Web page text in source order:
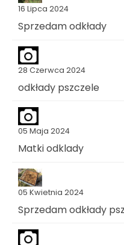
16 Lipca 2024
Sprzedam odkłady
28 Czerwca 2024
odkłady pszczele
05 Maja 2024
Matki odklady
05 Kwietnia 2024
Sprzedam odkłady